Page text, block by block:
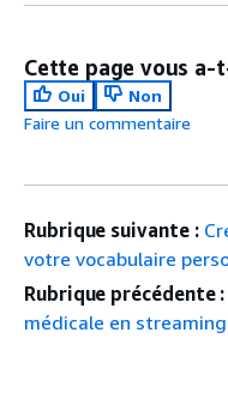
Cette page vous
Oui
Non
Faire un commentaire
Rubrique suivante :
votre vocabulaire
Rubrique précédente :
médicale en streaming